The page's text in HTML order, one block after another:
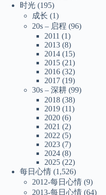
时光 (195)
成长 (1)
20s – 启程 (96)
2011 (1)
2013 (8)
2014 (15)
2015 (21)
2016 (32)
2017 (19)
30s – 深耕 (99)
2018 (38)
2019 (11)
2020 (6)
2021 (2)
2022 (5)
2023 (7)
2024 (8)
2025 (22)
每日心情 (1,526)
2012-每日心情 (9)
2013-每日心情 (64)